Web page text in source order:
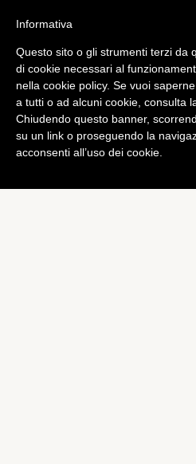
App
Outlook Web
disponibile per
iPad
diPiermanuele Sberni
Informativa
Questo sito o gli strumenti terzi da
di cookie necessari al
nella cookie policy. Se vuoi
a tutti o ad alcuni cookie, consulta
Chiudendo questo banner,
su un link o proseguendo la
acconsenti all’uso dei cookie.